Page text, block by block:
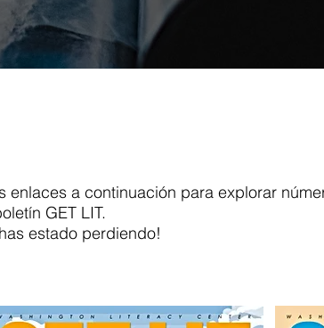
enlaces a continuación para explorar
GET LIT.
estado perdiendo!